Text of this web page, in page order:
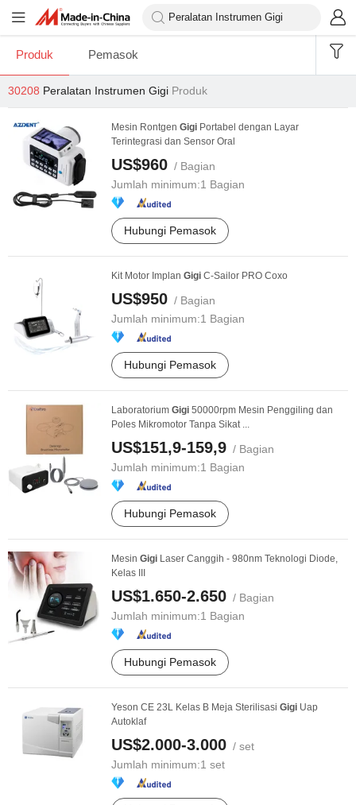
Produk Pemasok
30208 Peralatan Instrumen Gigi Produk
Mesin Rontgen Gigi Portabel dengan Layar
Terintegrasi dan Sensor Oral
US$960 / Bagian
Jumlah minimum:1 Bagian
Hubungi Pemasok
Kit Motor Implan Gigi C-Sailor PRO Coxo
US$950 / Bagian
Jumlah minimum:1 Bagian
Hubungi Pemasok
Laboratorium Gigi 50000rpm Mesin Penggiling dan
Poles Mikromotor Tanpa Sikat ...
US$151,9-159,9 / Bagian
Jumlah minimum:1 Bagian
Hubungi Pemasok
Mesin Gigi Laser Canggih - 980nm Teknologi Diode,
Kelas III
US$1.650-2.650 / Bagian
Jumlah minimum:1 Bagian
Hubungi Pemasok
Yeson CE 23L Kelas B Meja Sterilisasi Gigi Uap
Autoklaf
US$2.000-3.000 / set
Jumlah minimum:1 set